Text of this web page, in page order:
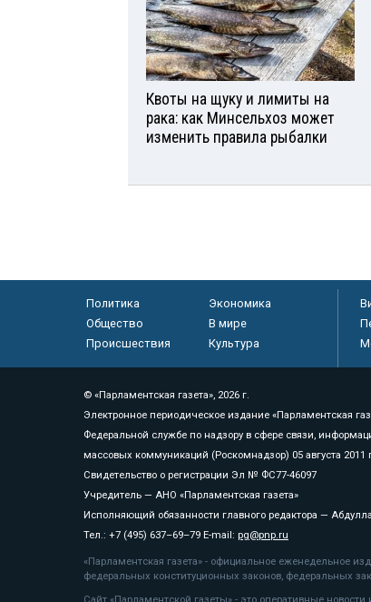
Квоты на щуку и лимиты на
рака: как Минсельхоз может
изменить правила рыбалки
Политика
Экономика
Общество
В мире
Происшествия
Культура
© «Парламентская газета», 2026 г.
Электронное периодическое издание «Парламентская
Федеральной службе по надзору в сфере связи,
массовых коммуникаций (Роскомнадзор) 05 августа 2011
Свидетельство о регистрации Эл № ФС77-46097
Учредитель — АНО «Парламентская газета»
Исполняющий обязанности главного редактора —
Тел.: +7 (495) 637–69–79 E-mail: pg@pnp.ru
«Парламентская газета» - официальное еженедельное
федеральных конституционных законов, федеральных